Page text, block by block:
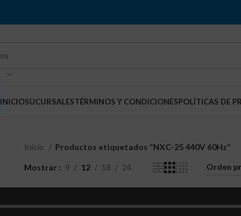
INICIOSUCURSALESTÉRMINOS Y CONDICIONESPOLÍTICAS DE
Inicio Productos etiquetados “NXC-25 440V 60Hz”
Mostrar 9 12 18 24
CONTACTOR NXC 25 Amperios